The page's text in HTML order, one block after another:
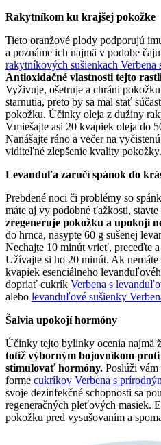
Rakytníkom ku krajšej pokožke
Tieto oranžové plody podporujú
a poznáme ich najmä v podobe
rakytníkových sušienkach Verbena
Antioxidačné vlastnosti tejto
Vyživuje, ošetruje a chráni
starnutia, preto by sa mal stať
pokožku. Účinky oleja z dužiny
Vmiešajte asi 20 kvapiek oleja do
Nanášajte ráno a večer na
viditeľné zlepšenie kvality pokožky.
Levanduľa zaručí spánok do
Prebdené noci či problémy so
máte aj vy podobné ťažkosti,
zregeneruje pokožku a upokojí
do hrnca, nasypte 60 g sušenej
Nechajte 10 minút vrieť, preceďte
Užívajte si ho 20 minút. Ak nemáte
kvapiek esenciálneho
dopriať cukrík Verbena s
alebo levanduľové sušienky
Šalvia upokojí hormóny
Účinky tejto bylinky ocenia najmä
totiž výborným bojovníkom proti
stimulovať hormóny. Poslúži
forme cukríkov Verbena s
svoje dezinfekčné schopnosti sa
regeneračných pleťových masiek.
pokožku pred vysušovaním a